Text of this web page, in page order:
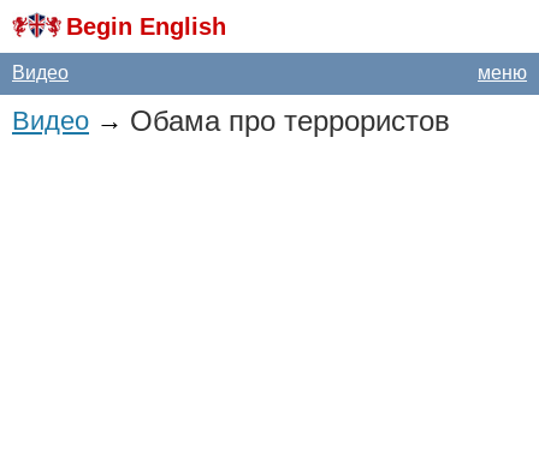
Begin English
меню
Видео
Видео → Обама про террористов